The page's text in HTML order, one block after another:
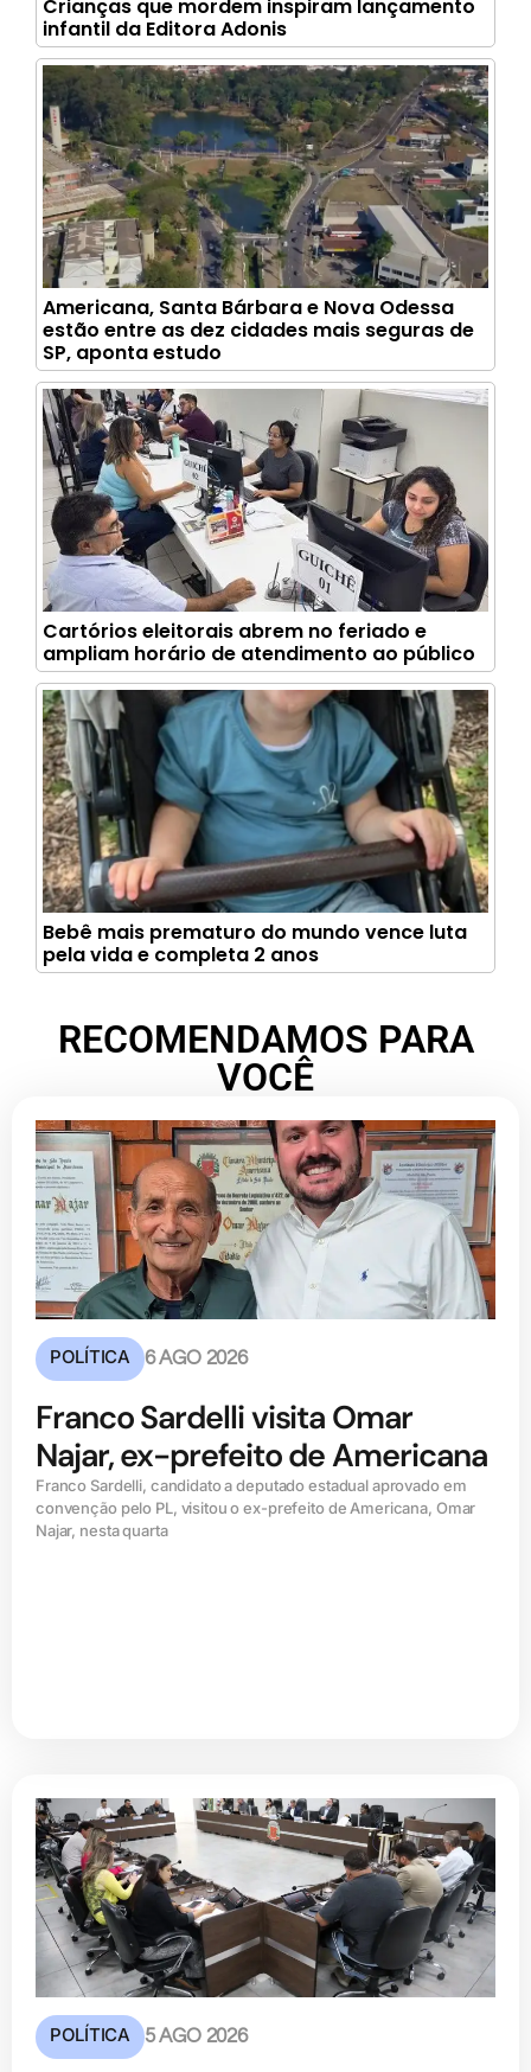
Crianças que mordem inspiram lançamento
infantil da Editora Adonis
Americana, Santa Bárbara e Nova Odessa
estão entre as dez cidades mais seguras de
SP, aponta estudo
Cartórios eleitorais abrem no feriado e
ampliam horário de atendimento ao público
Bebê mais prematuro do mundo vence luta
pela vida e completa 2 anos
RECOMENDAMOS PARA
VOCÊ
POLÍTICA 6 AGO 2026
Franco Sardelli visita Omar
Najar, ex-prefeito de Americana
Franco Sardelli, candidato a deputado estadual aprovado em
convenção pelo PL, visitou o ex-prefeito de Americana, Omar
Najar, nesta quarta
POLÍTICA 5 AGO 2026